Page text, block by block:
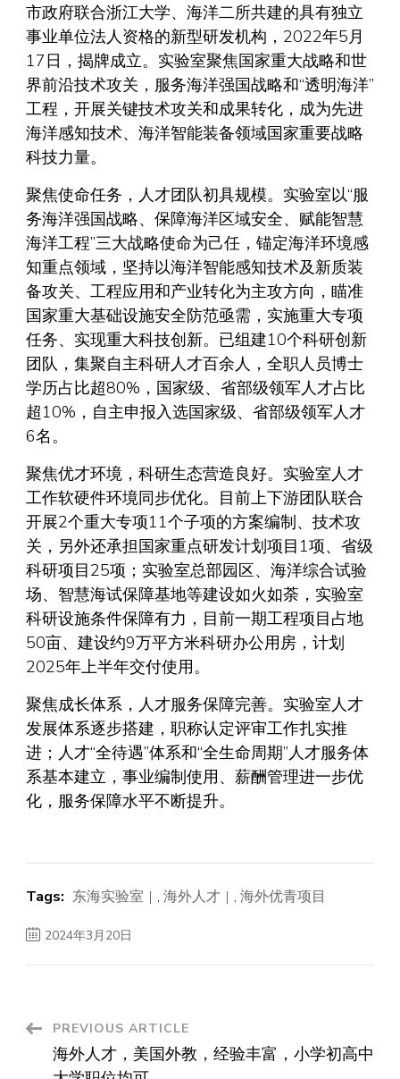
市政府联合浙江大学、海洋二所共建的具有独立
事业单位法人资格的新型研发机构，2022年5月
17日，揭牌成立。实验室聚焦国家重大战略和世
界前沿技术攻关，服务海洋强国战略和“透明海洋”
工程，开展关键技术攻关和成果转化，成为先进
海洋感知技术、海洋智能装备领域国家重要战略
科技力量。
聚焦使命任务，人才团队初具规模。实验室以“服
务海洋强国战略、保障海洋区域安全、赋能智慧
海洋工程”三大战略使命为己任，锚定海洋环境感
知重点领域，坚持以海洋智能感知技术及新质装
备攻关、工程应用和产业转化为主攻方向，瞄准
国家重大基础设施安全防范亟需，实施重大专项
任务、实现重大科技创新。已组建10个科研创新
团队，集聚自主科研人才百余人，全职人员博士
学历占比超80%，国家级、省部级领军人才占比
超10%，自主申报入选国家级、省部级领军人才
6名。
聚焦优才环境，科研生态营造良好。实验室人才
工作软硬件环境同步优化。目前上下游团队联合
开展2个重大专项11个子项的方案编制、技术攻
关，另外还承担国家重点研发计划项目1项、省级
科研项目25项；实验室总部园区、海洋综合试验
场、智慧海试保障基地等建设如火如荼，实验室
科研设施条件保障有力，目前一期工程项目占地
50亩、建设约9万平方米科研办公用房，计划
2025年上半年交付使用。
聚焦成长体系，人才服务保障完善。实验室人才
发展体系逐步搭建，职称认定评审工作扎实推
进；人才“全待遇”体系和“全生命周期”人才服务体
系基本建立，事业编制使用、薪酬管理进一步优
化，服务保障水平不断提升。
Tags: 东海实验室 , 海外人才 , 海外优青项目
2024年3月20日
PostPREVIOUS ARTICLE
海外人才，美国外教，经验丰富，小学初高中